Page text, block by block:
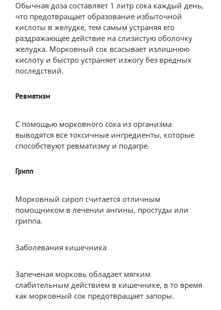
Обычная доза составляет 1 литр сока каждый день,
что предотвращает образование избыточной
кислоты в желудке, тем самым устраняя его
раздражающее действие на слизистую оболочку
желудка. Морковный сок всасывает излишнюю
кислоту и быстро устраняет изжогу без вредных
последствий.
Ревматизм
С помощью морковного сока из организма
выводятся все токсичные ингредиенты, которые
способствуют ревматизму и подагре.
Грипп
Морковный сироп считается отличным
помощником в лечении ангины, простуды или
гриппа.
Заболевания кишечника
Запеченая морковь обладает мягким
слабительным действием в кишечнике, в то время
как морковный сок предотвращает запоры.